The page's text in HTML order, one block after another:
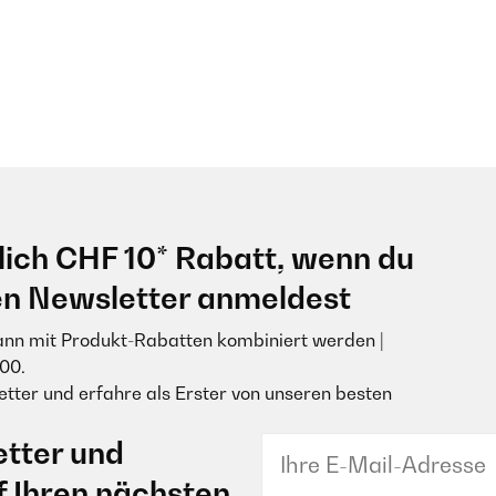
CHF 10* Rabatt, wenn du
Newsletter anmeldest
mit Produkt-Rabatten kombiniert werden |
und erfahre als Erster von unseren besten
und